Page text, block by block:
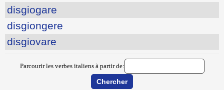
disgiogare
disgiongere
disgiovare
Parcourir les verbes italiens à partir de: